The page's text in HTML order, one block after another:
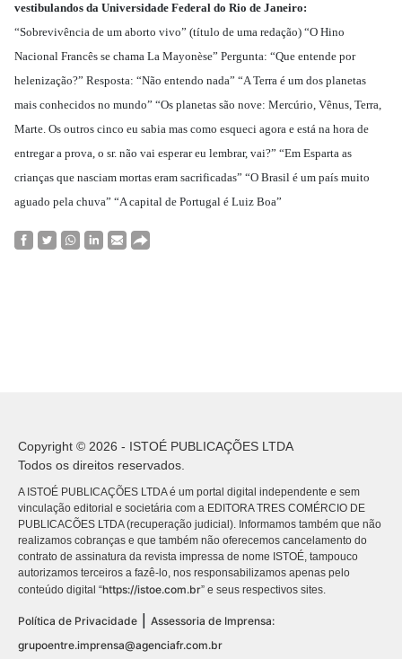
vestibulandos da Universidade Federal do Rio de Janeiro:
“Sobrevivência de um aborto vivo” (título de uma redação) “O Hino
Nacional Francês se chama La Mayonèse” Pergunta: “Que entende por
helenização?” Resposta: “Não entendo nada” “A Terra é um dos planetas
mais conhecidos no mundo” “Os planetas são nove: Mercúrio, Vênus, Terra,
Marte. Os outros cinco eu sabia mas como esqueci agora e está na hora de
entregar a prova, o sr. não vai esperar eu lembrar, vai?” “Em Esparta as
crianças que nasciam mortas eram sacrificadas” “O Brasil é um país muito
aguado pela chuva” “A capital de Portugal é Luiz Boa”
Copyright © 2026 - ISTOÉ PUBLICAÇÕES LTDA
Todos os direitos reservados.
A ISTOÉ PUBLICAÇÕES LTDA é um portal digital independente e sem
vinculação editorial e societária com a EDITORA TRES COMÉRCIO DE
PUBLICACÕES LTDA (recuperação judicial). Informamos também que não
realizamos cobranças e que também não oferecemos cancelamento do
contrato de assinatura da revista impressa de nome ISTOÉ, tampouco
autorizamos terceiros a fazê-lo, nos responsabilizamos apenas pelo
conteúdo digital “https://istoe.com.br” e seus respectivos sites.
Política de Privacidade
Assessoria de Imprensa:
grupoentre.imprensa@agenciafr.com.br